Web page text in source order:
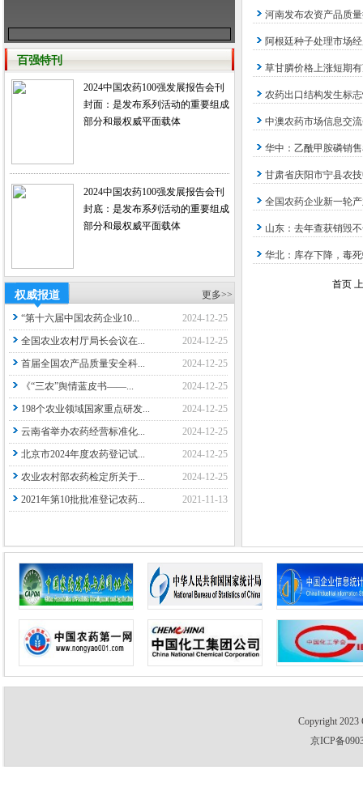
百强特刊
2024中国农药100强发展报告会刊
封面：是发布系列活动的重要组成
部分和最权威平面载体
2024中国农药100强发展报告会刊
封底：是发布系列活动的重要组成
部分和最权威平面载体
权威报道 更多>>
“第十六届中国农药企业10...
2024-12-25
全国农业农村厅局长会议在...
2024-12-25
首届全国农产品质量安全科...
2024-12-25
《“三农”舆情蓝皮书——...
2024-12-25
198个农业领域国家重点研发...
2024-12-25
云南省举办农药经营标准化...
2024-12-25
北京市2024年度农药登记试...
2024-12-25
农业农村部农药检定所关于...
2024-12-25
2021年第10批批准登记农药...
2021-11-13
河南发布农资产品质
阿根廷种子处理市场
草甘膦价格上涨短期
农药出口结构发生标
中澳农药市场信息交
华中：乙酰甲胺磷销
甘肃省庆阳市宁县农
全国农药企业新一轮
山东：去年查获销毁
华北：库存下降，毒
首页
Copyright 2023
京ICP备